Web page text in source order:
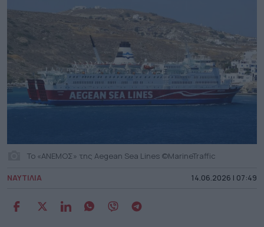
To «ΑΝΕΜΟΣ» της Aegean Sea Lines ©MarineTraffic
ΝΑΥΤΙΛΙΑ 14.06.2026 | 07:49